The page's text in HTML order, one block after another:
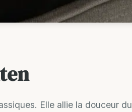
Elle allie la douceur du